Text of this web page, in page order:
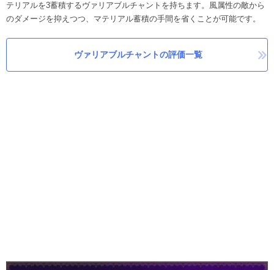
テリアルを3蓄積するヴァリアブルチャントを持ちます。風属性の敵から
のダメージを抑えつつ、マテリアル蓄積の手間を省くことが可能です。
ヴァリアブルチャントの評価一覧